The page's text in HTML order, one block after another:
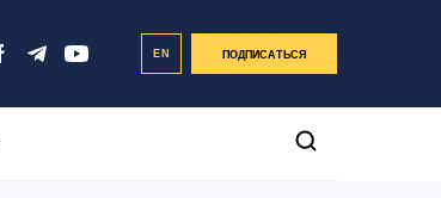
EN ПОДПИСАТЬСЯ